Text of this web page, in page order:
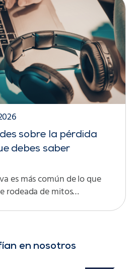
sobre la pérdida
debes saber
es más común de lo que
rodeada de mitos…
en nosotros